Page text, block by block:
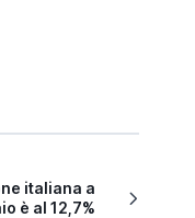
italiana a
è al 12,7%